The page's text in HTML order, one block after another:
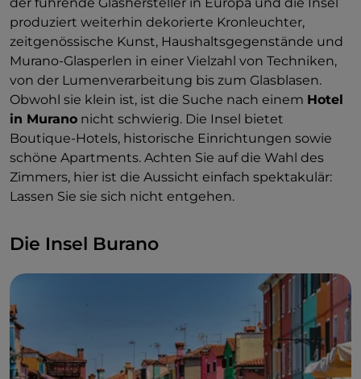
produziert weiterhin dekorierte Kronleuchter,
zeitgenössische Kunst, Haushaltsgegenstände und
Murano-Glasperlen in einer Vielzahl von Techniken,
von der Lumenverarbeitung bis zum Glasblasen.
Obwohl sie klein ist, ist die Suche nach einem Hotel
in Murano nicht schwierig. Die Insel bietet
Boutique-Hotels, historische Einrichtungen sowie
schöne Apartments. Achten Sie auf die Wahl des
Zimmers, hier ist die Aussicht einfach spektakulär:
Lassen Sie sie sich nicht entgehen.
Die Insel Burano